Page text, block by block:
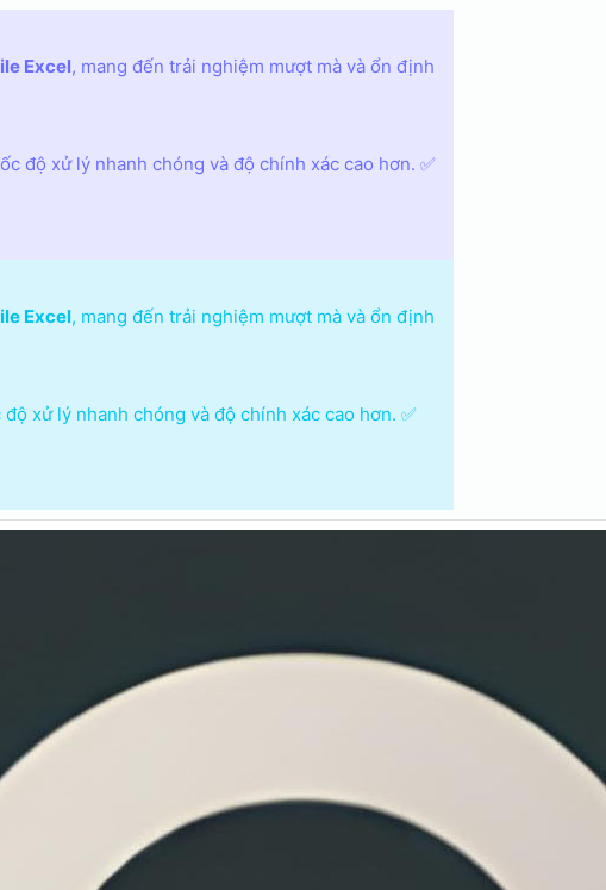
Excel, mang đến trải nghiệm mượt mà và ổn định
độ xử lý nhanh chóng và độ chính xác cao hơn. ✅
Excel, mang đến trải nghiệm mượt mà và ổn định
độ xử lý nhanh chóng và độ chính xác cao hơn. ✅